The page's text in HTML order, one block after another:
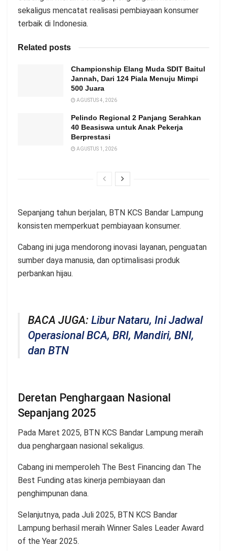
sekaligus mencatat realisasi pembiayaan konsumer
terbaik di Indonesia.
Related posts
Championship Elang Muda SDIT Baitul
Jannah, Dari 124 Piala Menuju Mimpi
500 Juara
AGUSTUS 4, 2026
Pelindo Regional 2 Panjang Serahkan
40 Beasiswa untuk Anak Pekerja
Berprestasi
AGUSTUS 1, 2026
Sepanjang tahun berjalan, BTN KCS Bandar Lampung
konsisten memperkuat pembiayaan konsumer.
Cabang ini juga mendorong inovasi layanan, penguatan
sumber daya manusia, dan optimalisasi produk
perbankan hijau.
BACA JUGA: Libur Nataru, Ini Jadwal
Operasional BCA, BRI, Mandiri, BNI,
dan BTN
Deretan Penghargaan Nasional
Sepanjang 2025
Pada Maret 2025, BTN KCS Bandar Lampung meraih
dua penghargaan nasional sekaligus.
Cabang ini memperoleh The Best Financing dan The
Best Funding atas kinerja pembiayaan dan
penghimpunan dana.
Selanjutnya, pada Juli 2025, BTN KCS Bandar
Lampung berhasil meraih Winner Sales Leader Award
of the Year 2025.